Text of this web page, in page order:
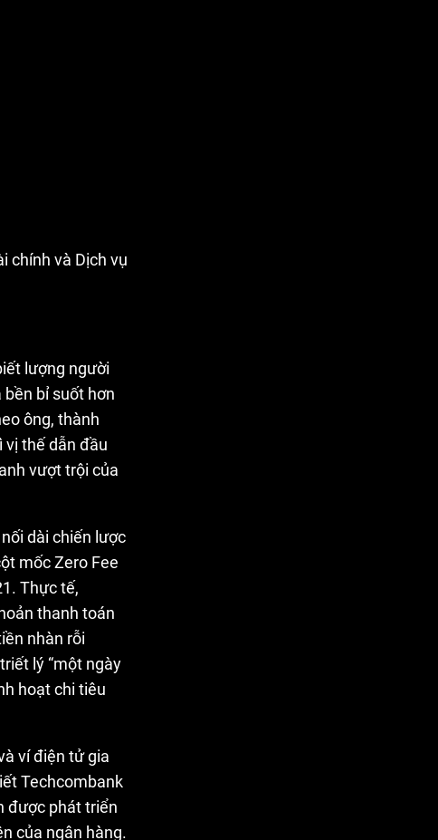
chính và Dịch vụ
lượng người
bỉ suốt hơn
ông, thành
vị thế dẫn đầu
vượt trội của
dài chiến lược
mốc Zero Fee
Thực tế,
thanh toán
nhàn rỗi
lý “một ngày
hoạt chi tiêu
ví điện tử gia
Techcombank
được phát triển
của ngân hàng.